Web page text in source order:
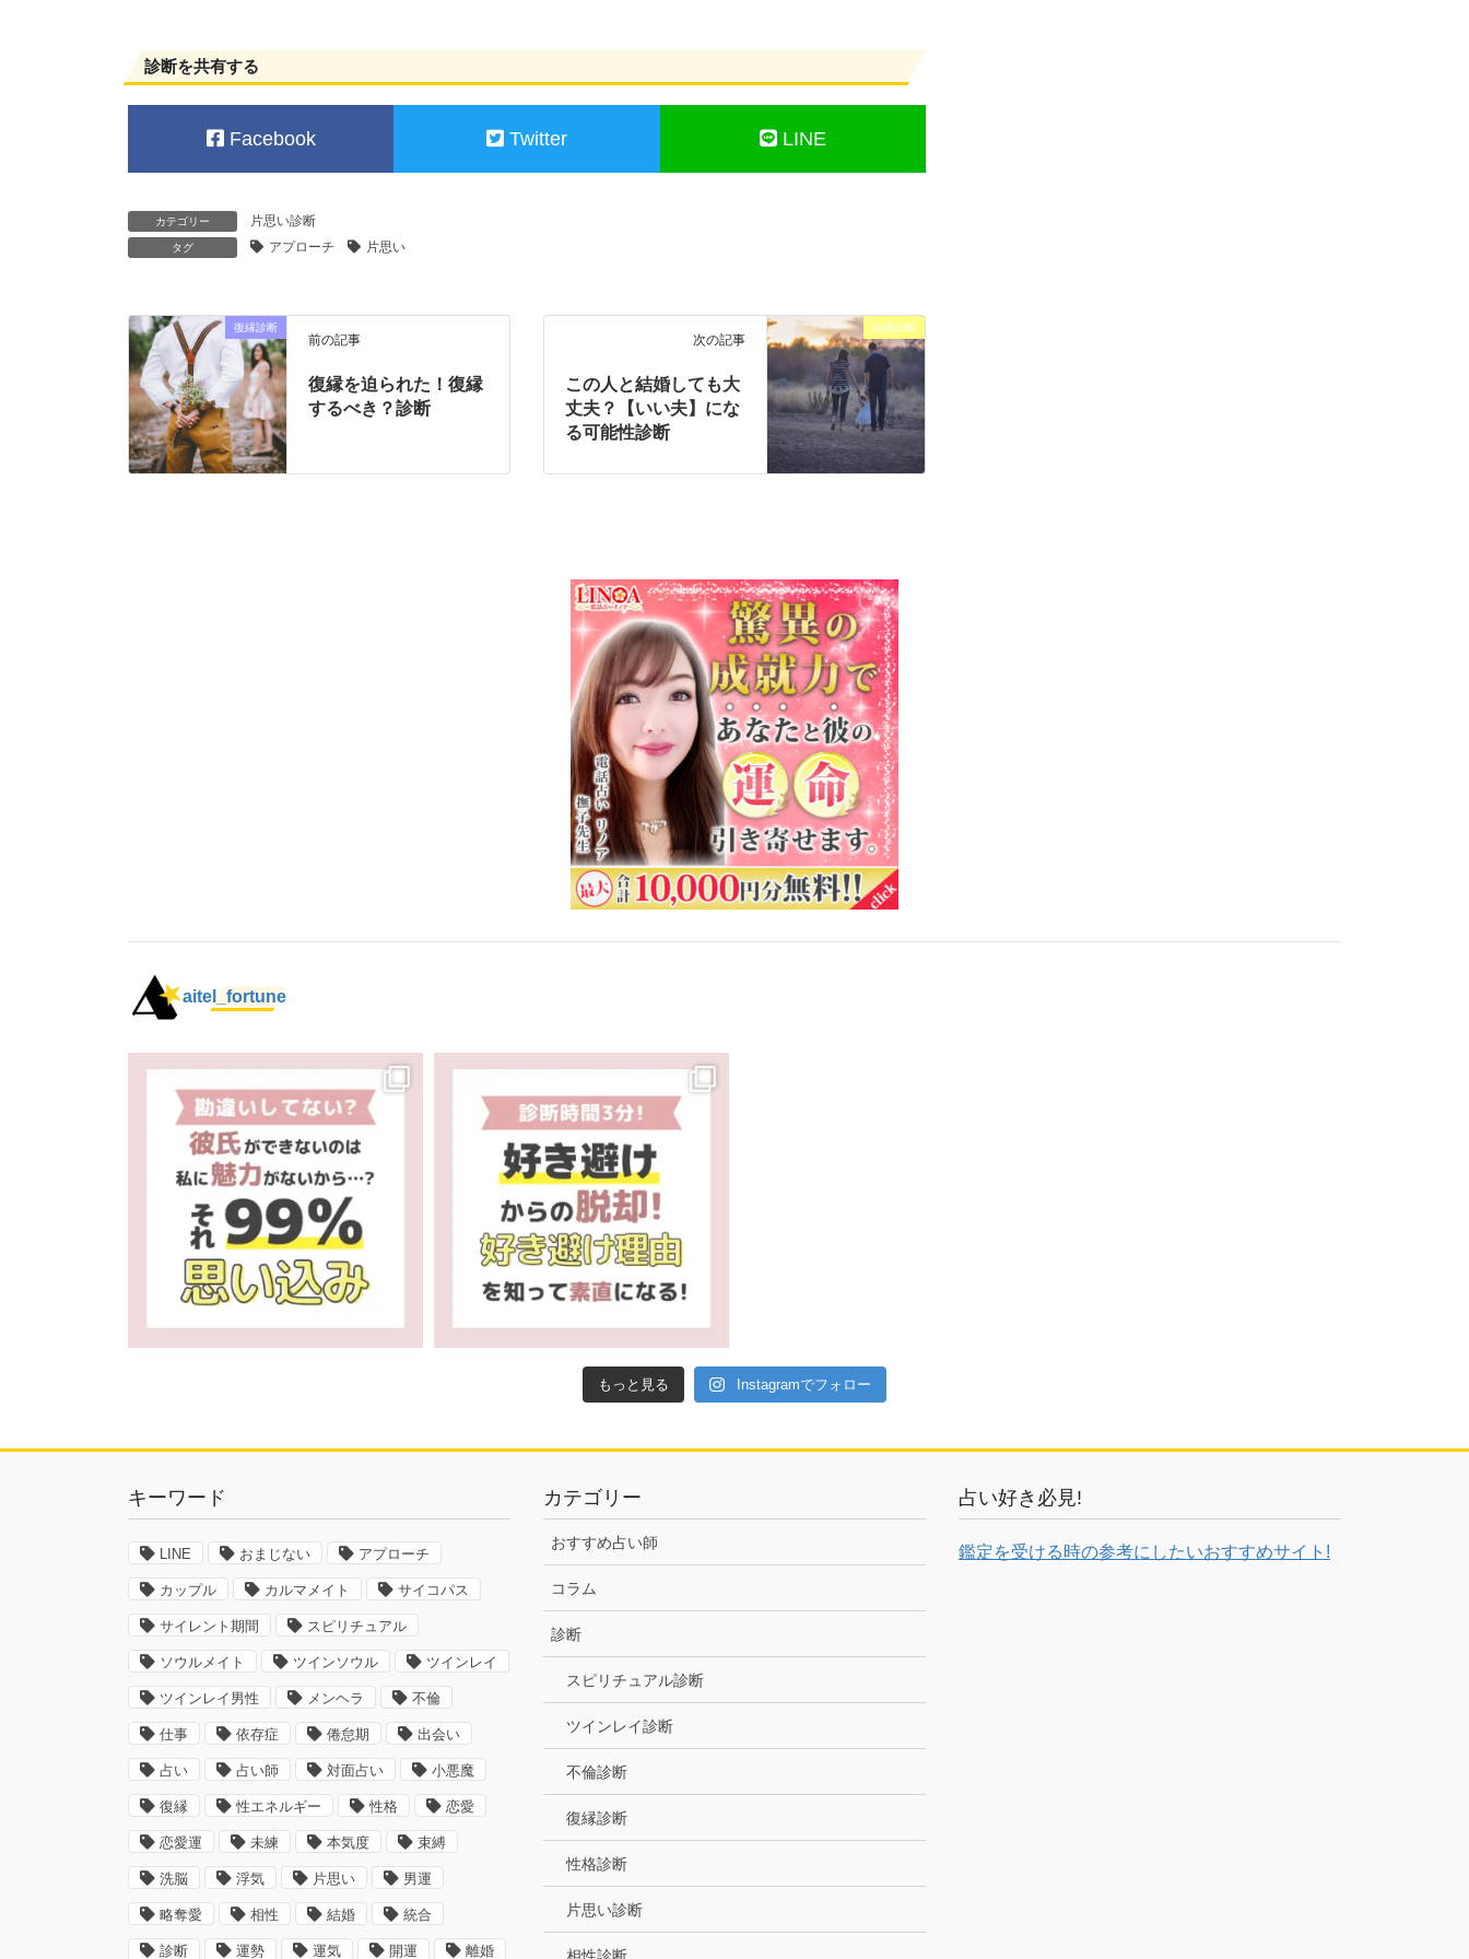
診断を共有する
Facebook Twitter LINE
カテゴリー 片思い診断
タグ アプローチ 片思い
復縁診断
前の記事
復縁を迫られた！復縁
するべき？診断
結婚診断
次の記事
この人と結婚しても大
丈夫？【いい夫】にな
る可能性診断
aitel_fortune
もっと見る Instagramでフォロー
キーワード
LINE おまじない アプローチ
カップル カルマメイト サイコパス
サイレント期間 スピリチュアル
ソウルメイト ツインソウル ツインレイ
ツインレイ男性 メンヘラ 不倫
仕事 依存症 倦怠期 出会い
占い 占い師 対面占い 小悪魔
復縁 性エネルギー 性格 恋愛
恋愛運 未練 本気度 束縛
洗脳 浮気 片思い 男運
略奪愛 相性 結婚 統合
診断 運勢 運気 開運 離婚
カテゴリー
おすすめ占い師
コラム
診断
スピリチュアル診断
ツインレイ診断
不倫診断
復縁診断
性格診断
片思い診断
占い好き必見!
鑑定を受ける時の参考にしたいおすすめサイト!